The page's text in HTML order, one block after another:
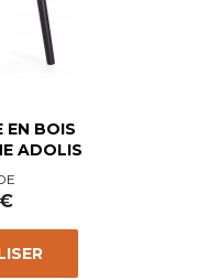
EN BOIS
ADOLIS